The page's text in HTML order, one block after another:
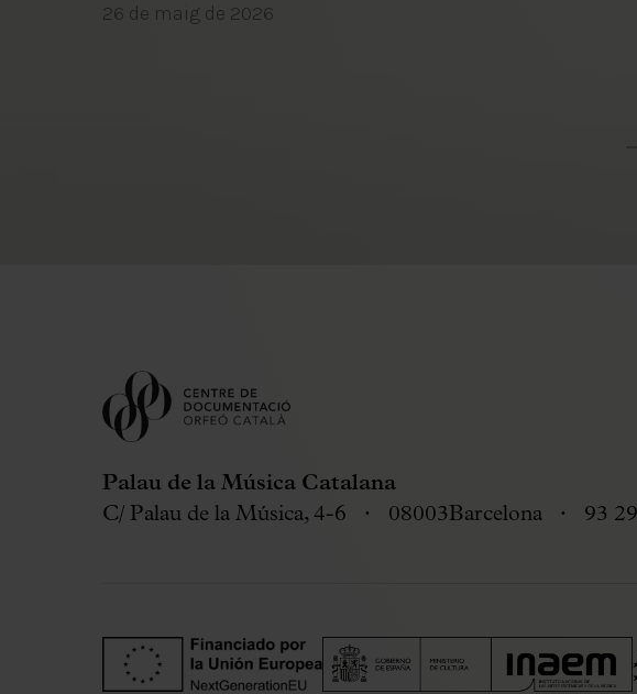
26 de maig de 2026
Palau de la Música Catalana
C/ Palau de la Música, 4-6
08003Barcelona 93